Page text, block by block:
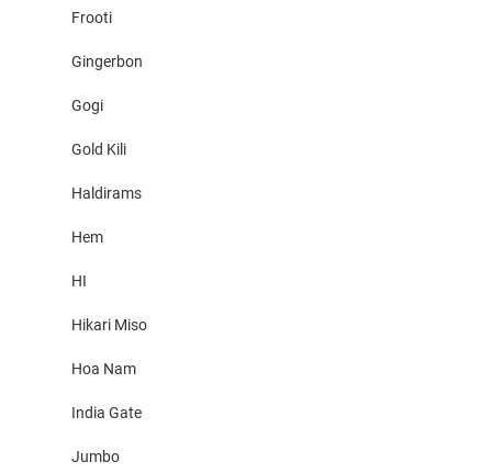
Frooti
Gingerbon
Gogi
Gold Kili
Haldirams
Hem
HI
Hikari Miso
Hoa Nam
India Gate
Jumbo